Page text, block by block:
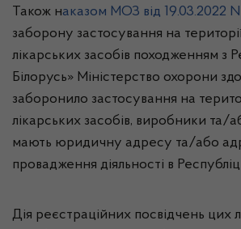
Також наказом МОЗ від 19.03.2022
заборону застосування на
лікарських засобів походженням з
Білорусь» Міністерство охорони
заборонило застосування на
лікарських засобів, виробники та/
мають юридичну адресу та/або
провадження діяльності в
Дія реєстраційних посвідчень цих